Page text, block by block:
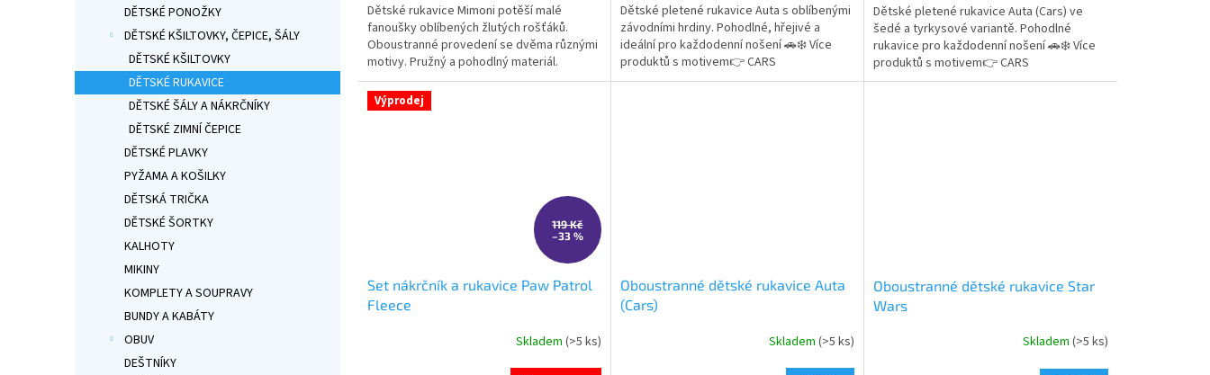
DĚTSKÉ PONOŽKY
DĚTSKÉ KŠILTOVKY, ČEPICE, ŠÁLY
DĚTSKÉ KŠILTOVKY
DĚTSKÉ RUKAVICE
DĚTSKÉ ŠÁLY A NÁKRČNÍKY
DĚTSKÉ ZIMNÍ ČEPICE
DĚTSKÉ PLAVKY
PYŽAMA A KOŠILKY
DĚTSKÁ TRIČKA
DĚTSKÉ ŠORTKY
KALHOTY
MIKINY
KOMPLETY A SOUPRAVY
BUNDY A KABÁTY
OBUV
DEŠTNÍKY
z
5
hvězdiček.
Dětské rukavice Mimoni potěší malé
fanoušky oblíbených žlutých rošťáků.
Oboustranné provedení se dvěma různými
motivy. Pružný a pohodlný materiál.
Oficiální licence Mimoni. 👉 Více produktů
s motivem Mimoni
z
5
hvězdiček.
Dětské pletené rukavice Auta s oblíbenými
závodními hrdiny. Pohodlné, hřejivé a
ideální pro každodenní nošení 🚗❄️ Více
produktů s motivem👉 CARS
z
5
hvězdiček.
Dětské pletené rukavice Auta (Cars) ve
šedé a tyrkysové variantě. Pohodlné
rukavice pro každodenní nošení 🚗❄️ Více
produktů s motivem👉 CARS
Výprodej
119 Kč
–33 %
Set nákrčník a rukavice Paw Patrol
Fleece
Skladem (>5 ks)
Oboustranné dětské rukavice Auta
(Cars)
Skladem (>5 ks)
Oboustranné dětské rukavice Star
Wars
Skladem (>5 ks)